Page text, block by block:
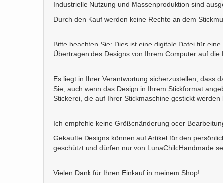
Industrielle Nutzung und Massenproduktion sind
Durch den Kauf werden keine Rechte an dem
Bitte beachten Sie: Dies ist eine digitale Datei für
Übertragen des Designs von Ihrem Computer auf
Es liegt in Ihrer Verantwortung sicherzustellen, dass
Sie, auch wenn das Design in Ihrem Stickformat
Stickerei, die auf Ihrer Stickmaschine gestickt werden
Ich empfehle keine Größenänderung oder
Gekaufte Designs können auf Artikel für den
geschützt und dürfen nur von LunaChildHandmade
Vielen Dank für Ihren Einkauf in meinem Shop!